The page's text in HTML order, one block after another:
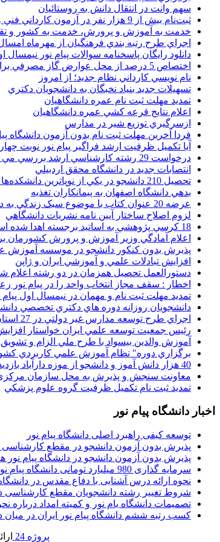
سهم وانت در انتقال دانش به روستائيان
ثبت‌نام بيش از 9 هزار نفر در آزمون کارداني فني و حرفه‌اي
خدمت به آموزش و پرورش، خدمت به کشور و
اجراي طرح رتبه بندي فرهنگيان از مهرماه
دانلود رایگان پاسخنامه سوالات پیام نور نیمسال اول
اختصاص 5 درصد از محل عوارض گاز مصرفي براي نوسازي مدارس
نام نويسي کارداني نظام جديد؛ از امروز
تسهيلات جديد بنياد نخبگان به دانشجويان دکتري
تمديد مهلت ثبت نام عمره دانشگاهيان
اعلام نتايج قرعه کشي عمره دانشگاهيان
ازسرگيري توزيع شير در مدارس
فردا آخرین مهلت ثبت نام بدون آزمون دانشگاه
آیا تکمیل ظرفیت ارشد فراگیر پیام نور نوبت
درخواست 29 رشته کارشناسي ارشد بررسي مي شود
انتصابات جديد در دانشگاه محقق اردبيلي
تحصيل 210 دانشجو در يکي از نوپاترين دانشکده‌هاي علوم پزشکي کشور
بدهي دانشگاه اصفهان به پيمانکاران تغذيه
عرضه 20 عنوان کتاب با موضوع سبک زندگي به دانشگاه‌ها
لزوم اصلاح ساختار آيين نامه نشريات دانشگاهي
18 کرسي پژوهشي به اساتيد برجسته اهدا شده است
اعلام آمادگي وزير آموزش و پرورش کشورمان
پذيرش بدون کنکور دانشجو در موسسه آموزش
افزايش تبادلات علمي و آموزشي ايران و ژاپن
دستورالعمل تحصیل همزمان در دو رشته اعلام
اخطار : سقف مجاز انتخاب واحد را در پیام نور
تمدید مهلت ثبت نام و مهمان در نیمسال اول پیام
دانشجويان روزانه دوره هاي دكتري تخصصي
اجراي طرح توسعه مدارس غير دولتي در 27 استان کشور
رئيس جمعيت توسعه علمي ايران خواستار
آموزش والدين بيسواد با طرح ملي الزام و تشويق
برگزاري دوره" نظام آموزش علمي كاربردي
40 هزار دانش آموز و دانشجو از موزه دارآباد بازديد کردند
معاونت سنجش و پذيرش به محل سازمان مرکزي
تمديد ثبت نام تکميل ظرفيت گروه علوم پزشکي
اخبار دانشگاه پیام نور
توسعه کیفی راهبرد اصلی دانشگاه پیام نور
پذیرش بدون آزمون دانشجو در مقطع کارشناسی
پذیرش بدون آزمون دانشجو در دانشگاه پیام نور
سرمایه گذاری 980 میلیارد تومانی دانشگاه پیام نور
نحوه ارائه درس آشنایی با دفاع مقدس در دانشگاه
شروط تغییر رشته دانشجویان مقطع کارشناسی
تصمیمات دانشگاه یام نور و کمیته امداد درباره
کسب رتبه ششم دانشگاه پیام نور ایران در میان
پروژه 24